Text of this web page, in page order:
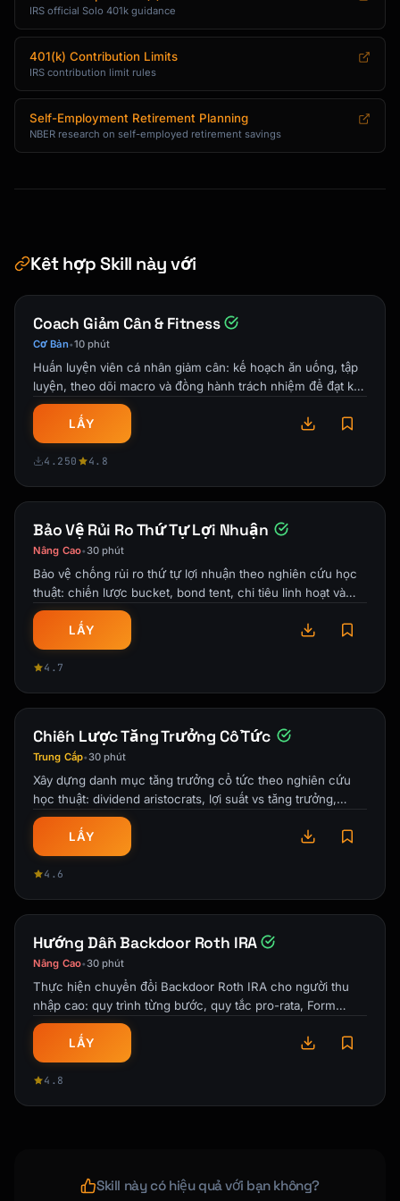
1. EMPLOYEE DEFERRAL:
   Up to $23,000 (or 100% of compensation if
less)
   Plus $7,500 catch-up if age 50+
   Up to 25% of "compensation"
$69,000 total (or $76,500 if 50+)
CALCULATING EMPLOYER CONTRIBUTION BY ENTITY:
─────────────────────────────────────────────
────────────────
SOLE PROPRIETOR / SINGLE-MEMBER LLC:
─────────────────────────────────────────────
────────────────
"Compensation" = Net SE income after:
• Subtracting employer contribution itself
Effective rate: ~20% of net SE income
(not 25% due to circular calculation)
S-CORP:
─────────────────────────────────────────────
────────────────
Employer contribution = 25% of W-2 wages
salary
```
---
## CONTRIBUTION CALCULATIONS
```
═════════════════════════════════════════════
═════════════════
SOLE PROPRIETOR EXAMPLE (under 50):
─────────────────────────────────────────────
────────────────
Net Schedule C income: $150,000
SE tax = $150,000 × 0.9235 × 15.3% = $21,195
Step 3: Calculate compensation base
IRS official Solo 401k guidance
401(k) Contribution Limits
IRS contribution limit rules
Self-Employment Retirement Planning
NBER research on self-employed retirement savings
Kết hợp Skill này với
Coach Giảm Cân & Fitness
Cơ Bản•10 phút
Huấn luyện viên cá nhân giảm cân: kế hoạch ăn uống, tập
luyện, theo dõi macro và đồng hành trách nhiệm để đạt kết
quả bền vững.
LẤY
4.250 4.8
Bảo Vệ Rủi Ro Thứ Tự Lợi Nhuận
Nâng Cao•30 phút
Bảo vệ chống rủi ro thứ tự lợi nhuận theo nghiên cứu học
thuật: chiến lược bucket, bond tent, chi tiêu linh hoạt và
giảm thiểu rủi ro hưu …
LẤY
4.7
Chiến Lược Tăng Trưởng Cổ Tức
Trung Cấp•30 phút
Xây dựng danh mục tăng trưởng cổ tức theo nghiên cứu
học thuật: dividend aristocrats, lợi suất vs tăng trưởng,
chiến lược DRIP và tạo thu …
LẤY
4.6
Hướng Dẫn Backdoor Roth IRA
Nâng Cao•30 phút
Thực hiện chuyển đổi Backdoor Roth IRA cho người thu
nhập cao: quy trình từng bước, quy tắc pro-rata, Form
8606 và lỗi thường gặp cần tránh.
LẤY
4.8
Skill này có hiệu quả với bạn không?